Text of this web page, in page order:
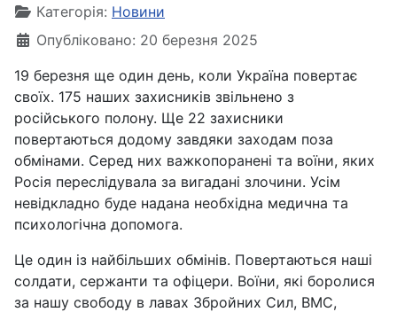
Категорія: Новини
Опубліковано: 20 березня 2025
19 березня ще один день, коли Україна повертає
своїх. 175 наших захисників звільнено з
російського полону. Ще 22 захисники
повертаються додому завдяки заходам поза
обмінами. Серед них важкопоранені та воїни, яких
Росія переслідувала за вигадані злочини. Усім
невідкладно буде надана необхідна медична та
психологічна допомога.
Це один із найбільших обмінів. Повертаються наші
солдати, сержанти та офіцери. Воїни, які боролися
за нашу свободу в лавах Збройних Сил, ВМС,